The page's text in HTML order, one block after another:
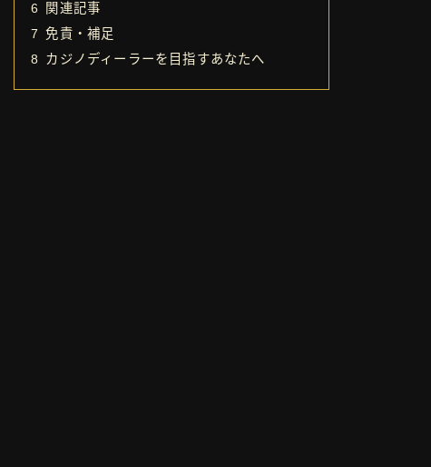
6
関連記事
7 免責・補足
8
カジノディーラーを目指すあなたへ